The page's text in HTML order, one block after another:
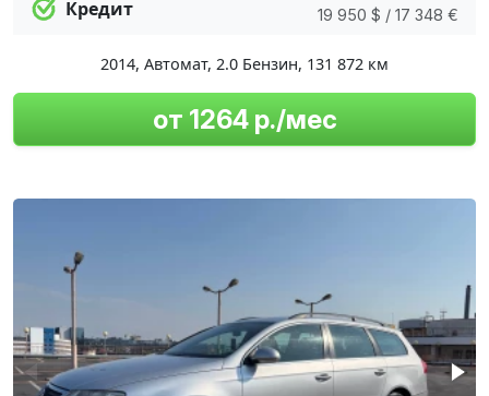
Кредит
19 950 $ / 17 348 €
2014, Автомат, 2.0 Бензин, 131 872 км
от 1264 р./мес